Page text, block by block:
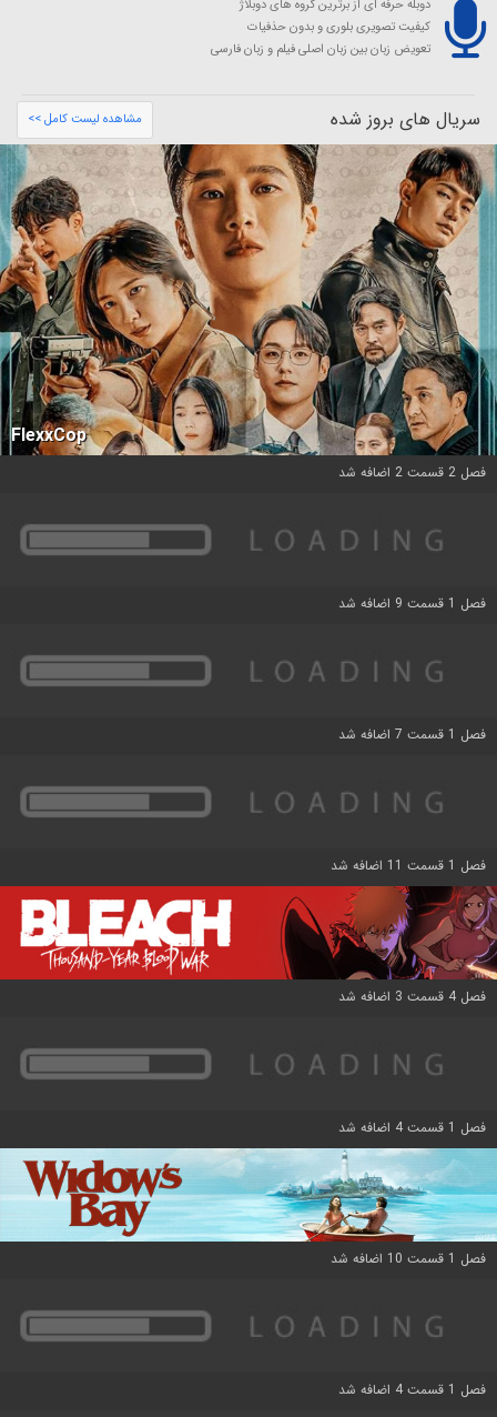
دوبله حرفه ای از برترین گروه های دوبلاژ
کیفیت تصویری بلوری و بدون حذفیات
تعویض زبان بین زبان اصلی فیلم و زبان فارسی
سریال های بروز شده مشاهده لیست کامل >>
FlexxCop
فصل 2 قسمت 2 اضافه شد
فصل 1 قسمت 9 اضافه شد
فصل 1 قسمت 7 اضافه شد
فصل 1 قسمت 11 اضافه شد
فصل 4 قسمت 3 اضافه شد
فصل 1 قسمت 4 اضافه شد
فصل 1 قسمت 10 اضافه شد
فصل 1 قسمت 4 اضافه شد